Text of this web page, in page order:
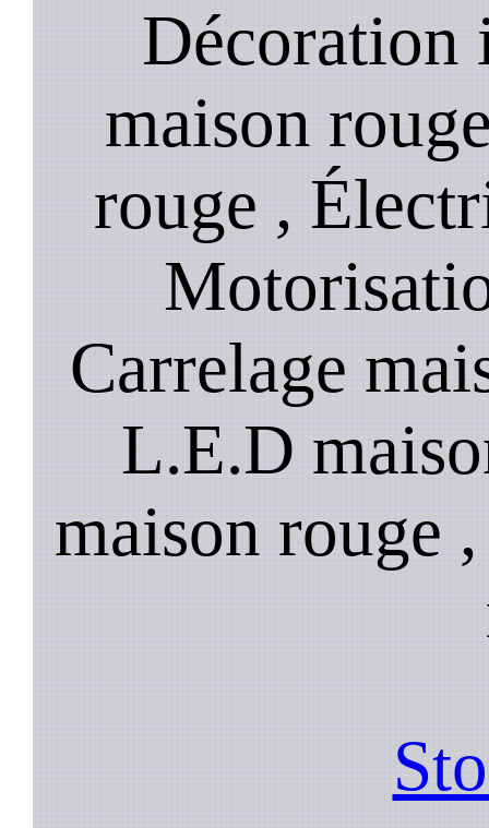
Décoration
maison
rouge ,
Carrelage
L.E.D
maison rouge